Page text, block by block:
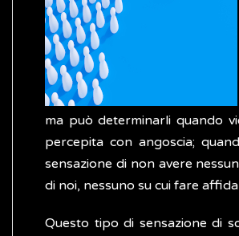
ma può determinarli quando
percepita con angoscia;
sensazione di non avere
di noi, nessuno su cui fare
Questo tipo di sensazione di